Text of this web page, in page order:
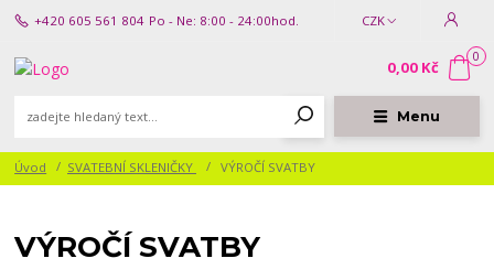
Menu
CZK
+420 605 561 804 Po - Ne: 8:00 - 24:00hod.
0
0,00 Kč
Úvod SVATEBNÍ SKLENIČKY VÝROČÍ SVATBY
VÝROČÍ SVATBY